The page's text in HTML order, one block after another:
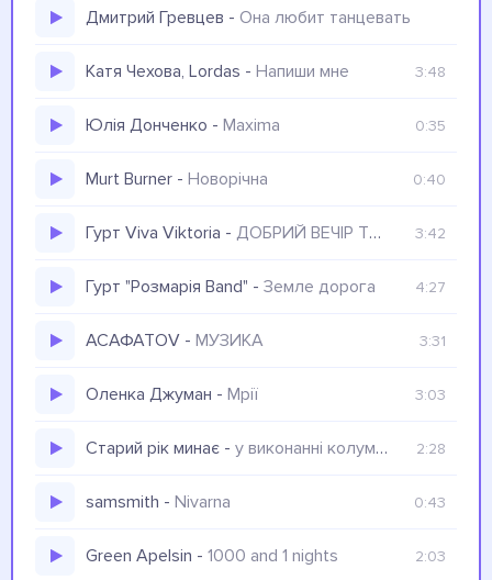
Дмитрий Гревцев - Она любит танцевать
Катя Чехова, Lordas - Напиши мне 3:48
Юлія Донченко - Maxima 0:35
Murt Burner - Новорічна 0:40
Гурт Viva Viktoria - ДОБРИЙ ВЕЧІР ТОБІ, ПАНЕ ГОСПОДАРЮ 3:42
Гурт "Розмарія Band" - Земле дорога 4:27
АСАФАТОV - МУЗИКА 3:31
Оленка Джуман - Мрії 3:03
Старий рік минає - у виконанні колумбійського гурту Los iankovers 2:28
samsmith - Nivarna 0:43
Green Apelsin - 1000 and 1 nights 2:03